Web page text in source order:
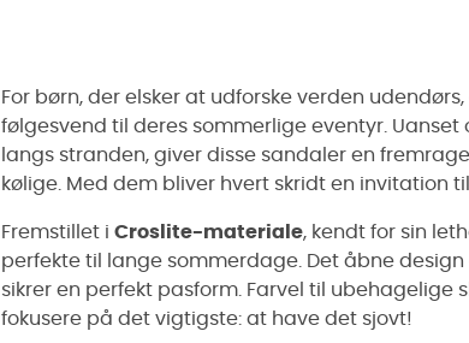
For børn, der elsker at udforske verden udendørs,
følgesvend til deres sommerlige eventyr.
langs stranden, giver disse sandaler en
kølige. Med dem bliver hvert skridt en invitation
Fremstillet i Croslite-materiale, kendt for sin
perfekte til lange sommerdage. Det åbne
sikrer en perfekt pasform. Farvel til ubehagelige
fokusere på det vigtigste: at have det sjovt!